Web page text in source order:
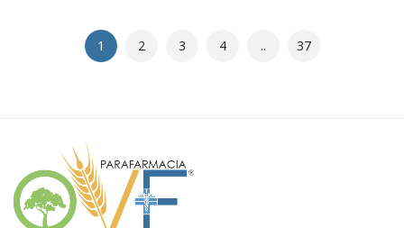
1 2 3 4 .. 37